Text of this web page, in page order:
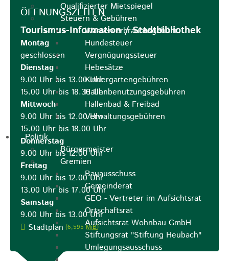
Qualifizierter Mietspiegel
Steuern & Gebühren
Wasserverbrauchsgebühr
Hundesteuer
Vergnügungssteuer
Hebesätze
Kindergartengebühren
Hallenbenutzungsgebühren
Hallenbad & Freibad
Verwaltungsgebühren
Politik
Bürgermeister
Gremien
Bauausschuss
Gemeinderat
GEO - Vertreter im Aufsichtsrat
Ortschaftsrat
Aufsichtsrat Wohnbau GmbH
Stiftungsrat "Stiftung Heubach"
Umlegungsausschuss
ÖFFNUNGSZEITEN
Tourismus-Information / Stadtbibliothek
Montag
geschlossen
Dienstag
9.00 Uhr bis 13.00 Uhr
15.00 Uhr bis 18.30 Uhr
Mittwoch
9.00 Uhr bis 12.00 Uhr
15.00 Uhr bis 18.00 Uhr
Donnerstag
9.00 Uhr bis 12.00 Uhr
Freitag
9.00 Uhr bis 12.00 Uhr
13.00 Uhr bis 17.00 Uhr
Samstag
9.00 Uhr bis 13.00 Uhr
Stadtplan (6,595MiB)